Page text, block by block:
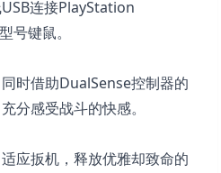
连接PlayStation
号键鼠。
时借助DualSense控制器的
分感受战斗的快感。
应扳机，释放优雅却致命的